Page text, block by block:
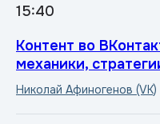
15:40
Контент во
механики,
Николай Афиногенов (VK)